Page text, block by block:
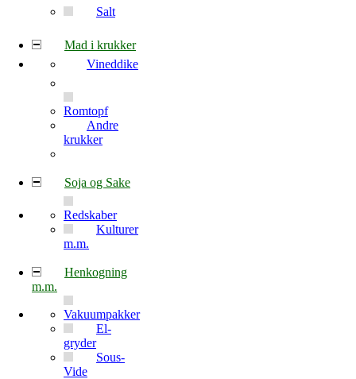
Salt
Mad i krukker
Vineddike
Romtopf
Andre
krukker
Soja og Sake
Redskaber
Kulturer
m.m.
Henkogning
m.m.
Vakuumpakker
El-
gryder
Sous-
Vide